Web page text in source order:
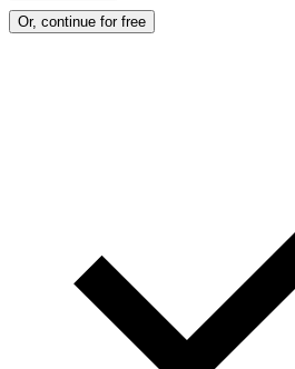
Or, continue for free